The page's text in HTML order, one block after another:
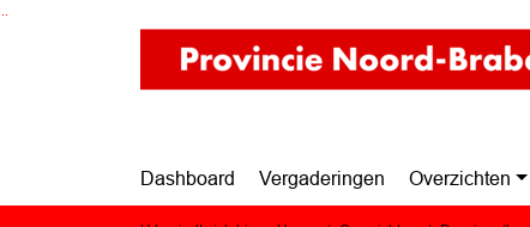
Ga naar de inhoud van deze pagina
Ga naar het zoeken
Ga naar het menu
Dashboard Vergaderingen Overzichten